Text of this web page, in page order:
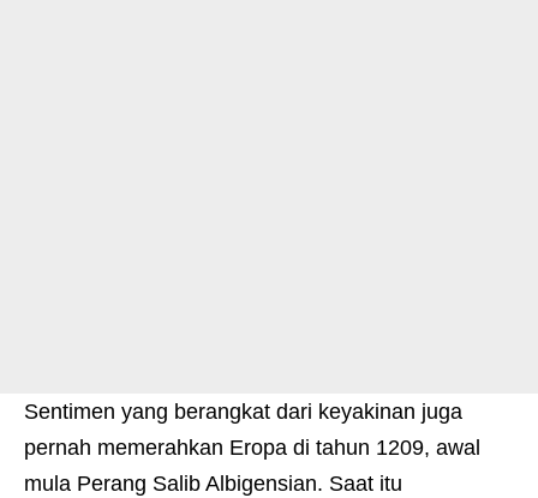
Sentimen yang berangkat dari keyakinan juga
pernah memerahkan Eropa di tahun 1209, awal
mula Perang Salib Albigensian. Saat itu